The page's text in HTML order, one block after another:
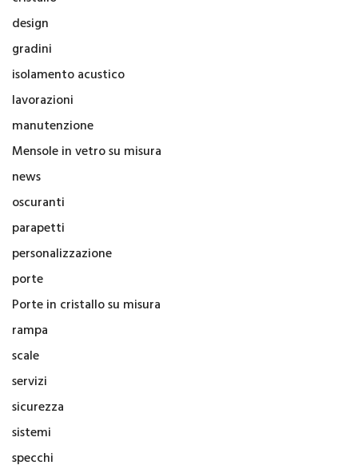
design
gradini
isolamento acustico
lavorazioni
manutenzione
Mensole in vetro su misura
news
oscuranti
parapetti
personalizzazione
porte
Porte in cristallo su misura
rampa
scale
servizi
sicurezza
sistemi
specchi